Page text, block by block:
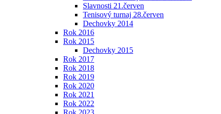
Slavnosti 21.červen
Tenisový turnaj 28.červen
Dechovky 2014
Rok 2016
Rok 2015
Dechovky 2015
Rok 2017
Rok 2018
Rok 2019
Rok 2020
Rok 2021
Rok 2022
Rok 2023